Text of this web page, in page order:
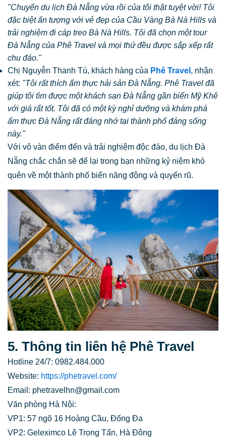
"Chuyến du lịch Đà Nẵng vừa rồi của tôi thật tuyệt vời! Tôi
đặc biệt ấn tượng với vẻ đẹp của Cầu Vàng Bà Nà Hills và
trải nghiệm đi cáp treo Bà Nà Hills. Tôi đã chọn một tour
Đà Nẵng của Phê Travel và mọi thứ đều được sắp xếp rất
chu đáo."
Chị Nguyễn Thanh Tú, khách hàng của Phê Travel , nhận
xét: "Tôi rất thích ẩm thực hải sản Đà Nẵng. Phê Travel đã
giúp tôi tìm được một khách sạn Đà Nẵng gần biển Mỹ Khê
với giá rất tốt. Tôi đã có một kỳ nghỉ dưỡng và khám phá
ẩm thực Đà Nẵng rất đáng nhớ tại thành phố đáng sống
này."
Với vô vàn điểm đến và trải nghiệm độc đáo, du lịch Đà
Nẵng chắc chắn sẽ để lại trong bạn những kỷ niệm khó
quên về một thành phố biển năng động và quyến rũ.
5. Thông tin liên hệ Phê Travel
Hotline 24/7: 0982.484.000
Website: https://phetravel.com/
Email: phetravelhn@gmail.com
Văn phòng Hà Nội:
VP1: 57 ngõ 16 Hoàng Cầu, Đống Đa
VP2: Geleximco Lê Trọng Tấn, Hà Đông